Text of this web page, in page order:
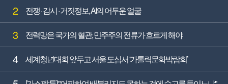
2 전쟁 · 감시 · 거짓정보, AI의 어두운 얼굴
3 전력망은 국가의 혈관, 민주주의 전류가 흐르게 해야
4 세계청년대회 앞두고 서울 도심서 '가톨릭문화박람회’